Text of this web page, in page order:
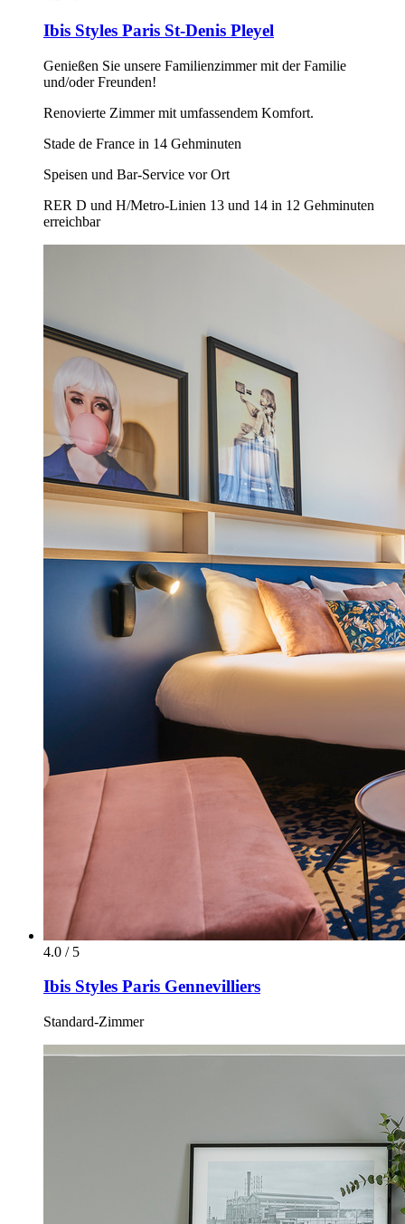
Ibis Styles Paris St-Denis Pleyel
Genießen Sie unsere Familienzimmer mit der Familie
und/oder Freunden!
Renovierte Zimmer mit umfassendem Komfort.
Stade de France in 14 Gehminuten
Speisen und Bar-Service vor Ort
RER D und H/Metro-Linien 13 und 14 in 12 Gehminuten
erreichbar
4.0 / 5
Ibis Styles Paris Gennevilliers
Standard-Zimmer